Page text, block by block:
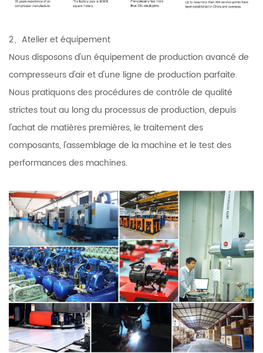
2、Atelier et équipement
Nous disposons d'un équipement de production avancé de
compresseurs d'air et d'une ligne de production parfaite.
Nous pratiquons des procédures de contrôle de qualité
strictes tout au long du processus de production, depuis
l'achat de matières premières, le traitement des
composants, l'assemblage de la machine et le test des
performances des machines.